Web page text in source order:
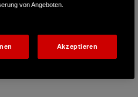
von Angeboten.
Akzeptieren